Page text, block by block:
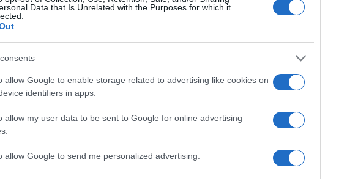
Data that Is Unrelated with the Purposes for which it
allow Google to enable storage related to advertising like cookies on
identifiers in apps.
allow my user data to be sent to Google for online advertising
allow Google to send me personalized advertising.
συμπαρασύρει την κυβέρνηση
Ο καιρός των επομένων ημερών:
θερμοκρασίας